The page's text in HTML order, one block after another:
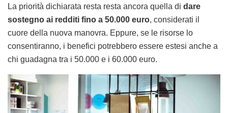
La priorità dichiarata resta resta ancora quella di dare
sostegno ai redditi fino a 50.000 euro, considerati il
cuore della nuova manovra. Eppure, se le risorse lo
consentiranno, i benefici potrebbero essere estesi anche a
chi guadagna tra i 50.000 e i 60.000 euro.